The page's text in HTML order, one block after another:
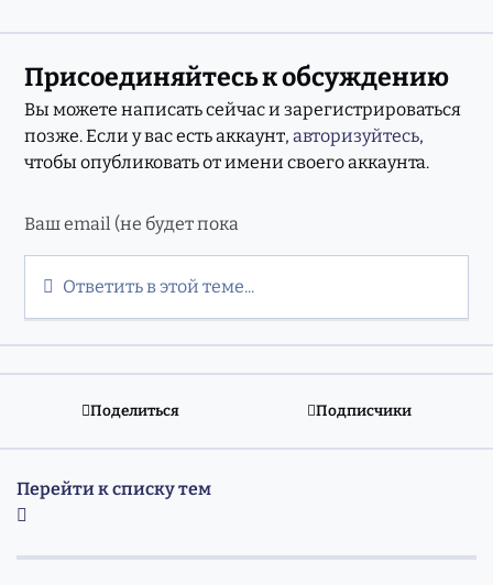
Присоединяйтесь к обсуждению
Вы можете написать сейчас и зарегистрироваться
позже. Если у вас есть аккаунт,авторизуйтесь,
чтобы опубликовать от имени своего аккаунта.
Ответить в этой теме...
Поделиться Подписчики
Перейти к списку тем